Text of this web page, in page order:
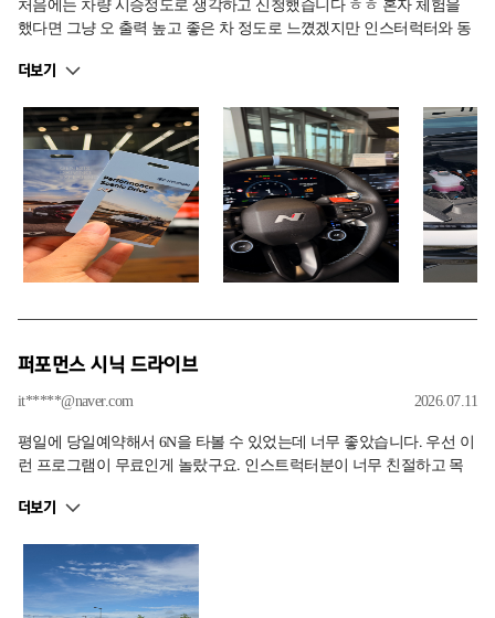
처음에는 차량 시승정도로 생각하고 신청했습니다 ㅎㅎ 혼자 체험을
했다면 그냥 오 출력 높고 좋은 차 정도로 느꼈겠지만 인스터럭터와 동
궁금했던 부분들에 갈증이 해소되고 같이 즐기며 체험하는 순간이 너
스 시닉 드리이브였습니다. 좋은 경험 시켜주셔서 감사합니다 :)
더보기
퍼포먼스 시닉 드라이브
it*****@naver.com 2026.07.11
평일에 당일예약해서 6N을 타볼 수 있었는데 너무 좋았습니다. 우선 이
런 프로그램이 무료인게 놀랐구요. 인스트럭터분이 너무 친절하고 목
지역민이라 센터에 대해 궁금했던것들이 있었는데 편하게 알려주셨습
러운 프로그램이었습니다.
더보기